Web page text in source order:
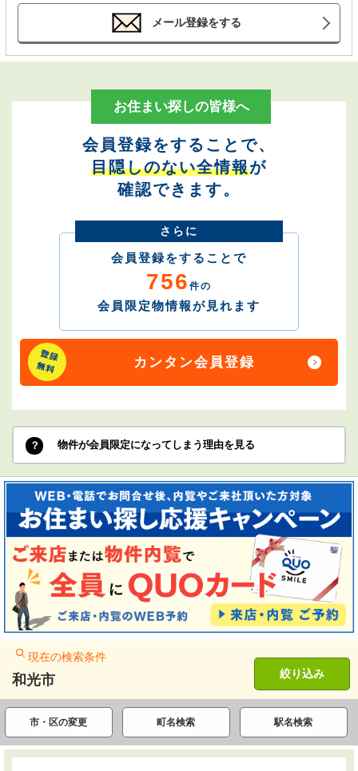
メール登録をする
お住まい探しの皆様へ
会員登録をすることで、
目隠しのない全情報が
確認できます。
さらに
会員登録をすることで
756 件の
会員限定物情報が見れます
カンタン会員登録
物件が会員限定になってしまう理由を見る
現在の検索条件
和光市 絞り込み
市・区の変更 町名検索 駅名検索